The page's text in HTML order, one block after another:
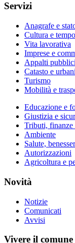
Servizi
Anagrafe e
Cultura e
Vita lavorativa
Imprese e
Appalti pubblici
Catasto e
Turismo
Mobilità e
Educazione e
Giustizia e
Tributi, finanze
Ambiente
Salute,
Autorizzazioni
Agricoltura e
Novità
Notizie
Comunicati
Avvisi
Vivere il comune